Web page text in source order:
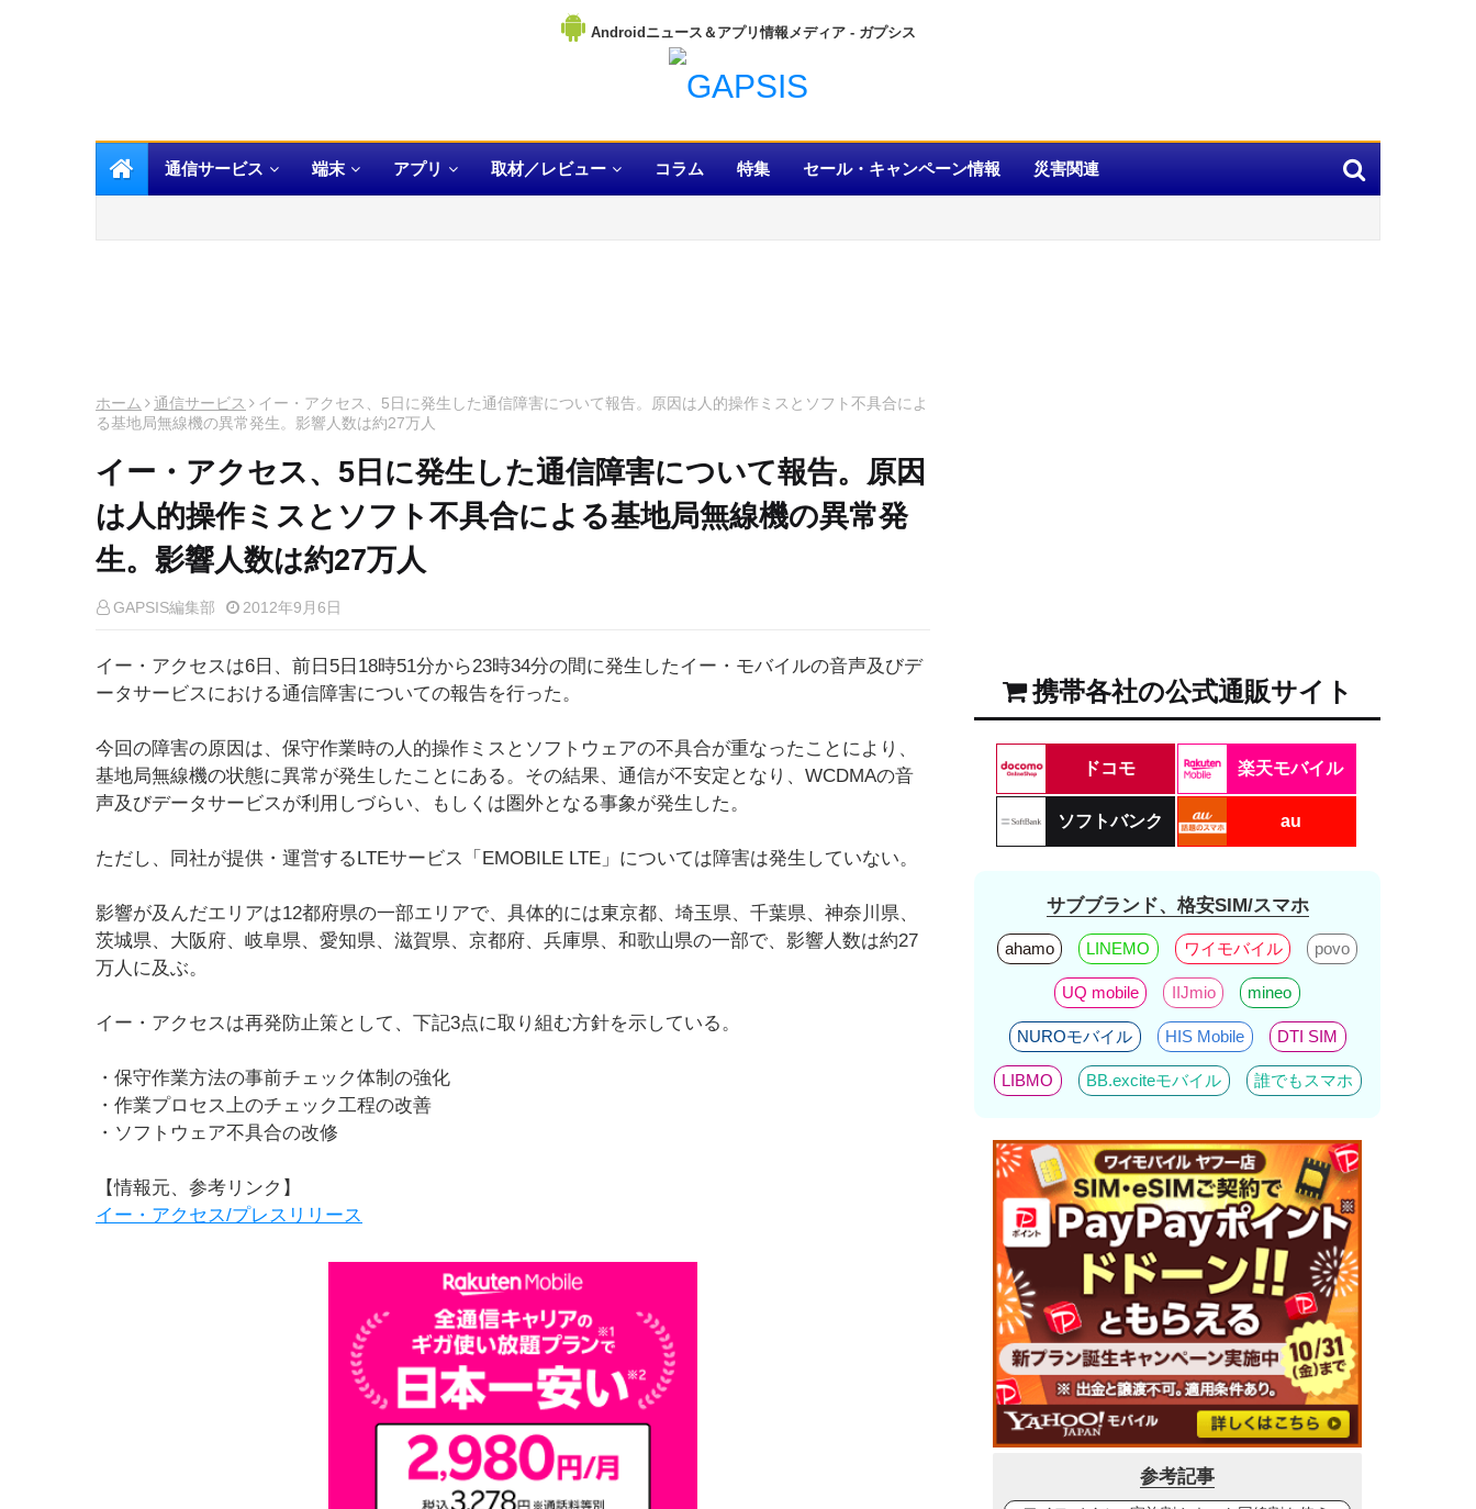
Androidニュース＆アプリ情報メディア
通信サービス 端末 アプリ 取材／レビュー コラム 特集 セール・キャンペーン情報 災害関連
ホーム 通信サービス
イー・アクセス、5日に発生した通信障害について報告。原因は人的操作ミスとソフト不具合によ
る基地局無線機の異常発生。影響人数は約27万人
イー・アクセス、5日に発生した通信障害について報告。原因
は人的操作ミスとソフト不具合による基地局無線機の異常発
生。影響人数は約27万人
GAPSIS編集部 2012年9月6日
イー・アクセスは6日、前日5日18時51分から23時34分の間に発生したイー・モバイルの音声及びデ
ータサービスにおける通信障害についての報告を行った。
今回の障害の原因は、保守作業時の人的操作ミスとソフトウェアの不具合が重なったことにより、
基地局無線機の状態に異常が発生したことにある。その結果、通信が不安定となり、WCDMAの音
声及びデータサービスが利用しづらい、もしくは圏外となる事象が発生した。
ただし、同社が提供・運営するLTEサービス「EMOBILE LTE」については障害は発生していない。
影響が及んだエリアは12都府県の一部エリアで、具体的には東京都、埼玉県、千葉県、神奈川県、
茨城県、大阪府、岐阜県、愛知県、滋賀県、京都府、兵庫県、和歌山県の一部で、影響人数は約27
万人に及ぶ。
イー・アクセスは再発防止策として、下記3点に取り組む方針を示している。
・保守作業方法の事前チェック体制の強化
・作業プロセス上のチェック工程の改善
・ソフトウェア不具合の改修
【情報元、参考リンク】
イー・アクセス/プレスリリース
携帯各社の公式通販サイト
ドコモ 楽天モバイル
ソフトバンク au
サブブランド、格安SIM/スマホ
ahamo LINEMO ワイモバイル povo
UQ mobile IIJmio mineo
NUROモバイル HIS Mobile DTI SIM
LIBMO BB.exciteモバイル 誰でもスマホ
参考記事